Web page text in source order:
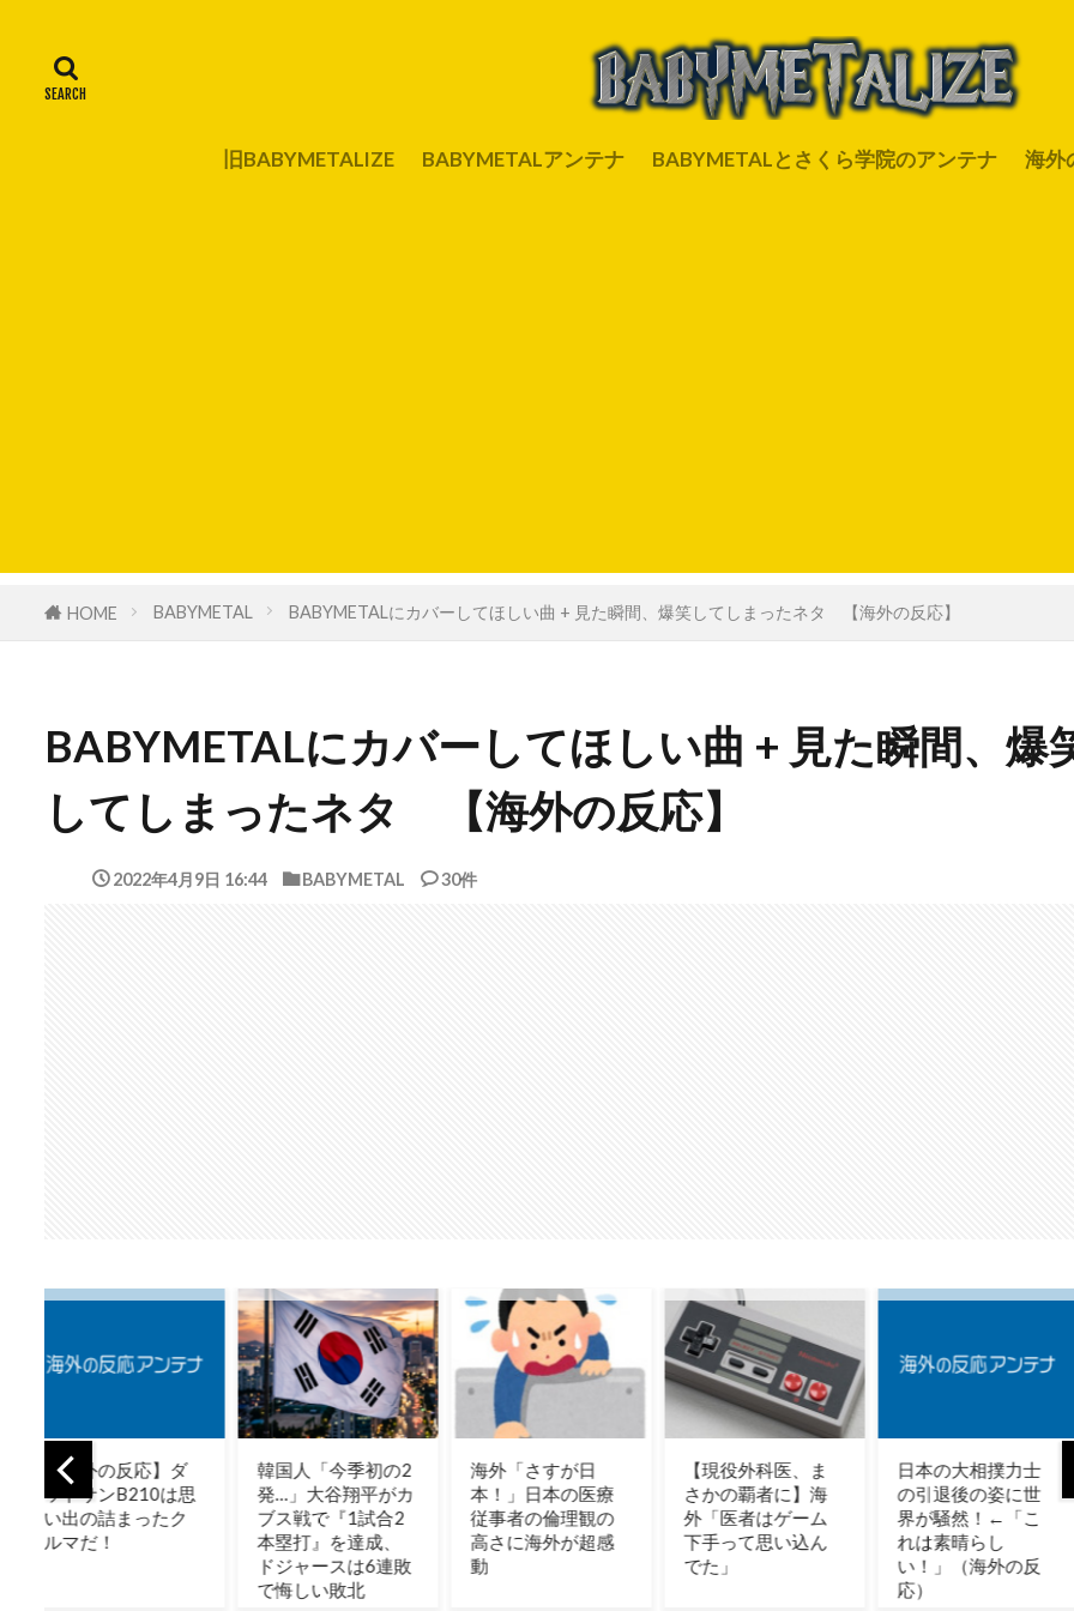
旧BABYMETALIZE BABYMETALアンテナ BABYMETALとさくら学院のアンテナ 海外
HOME BABYMETAL BABYMETALにカバーしてほしい曲 + 見た瞬間、爆笑してしまったネタ 【海外の反応】
BABYMETALにカバーしてほしい曲 + 見た瞬間、爆
してしまったネタ 【海外の反応】
2022年4月9日 16:44 BABYMETAL 30件
海外「さすが日
本！」日本の医療
従事者の倫理観の
高さに海外が超感
動
【現役外科医、ま
さかの覇者に】海
外「医者はゲーム
下手って思い込ん
日本の大相撲力士
の引退後の姿に世
界が騒然！←「こ
れは素晴らし
い！」（海外の反
【海外の反応】冨
安健洋がクリスタ
ル・パレス加入へ
「アーセナルサポ
の好きなクラブで
良かった」
韓国人「今季初の2
発…」大谷翔平がカ
ブス戦で『1試合2
本塁打』を達成、